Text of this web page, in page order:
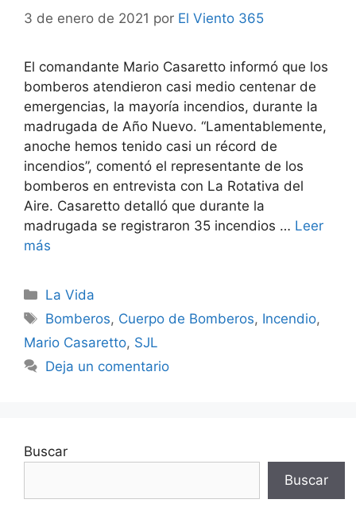
3 de enero de 2021 por El Viento 365
El comandante Mario Casaretto informó que los
bomberos atendieron casi medio centenar de
emergencias, la mayoría incendios, durante la
madrugada de Año Nuevo. “Lamentablemente,
anoche hemos tenido casi un récord de
incendios”, comentó el representante de los
bomberos en entrevista con La Rotativa del
Aire. Casaretto detalló que durante la
madrugada se registraron 35 incendios … Leer
más
Categorías
La Vida
Etiquetas
Bomberos, Cuerpo de Bomberos, Incendio,
Mario Casaretto, SJL
Deja un comentario
Buscar
Buscar